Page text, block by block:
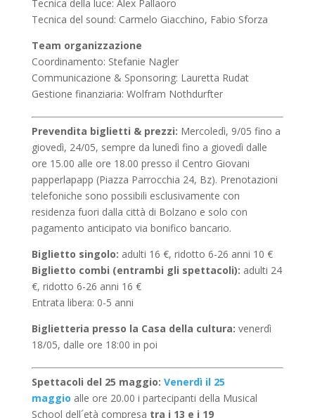
Tecnica della luce: Alex Pallaoro
Tecnica del sound: Carmelo Giacchino, Fabio Sforza
Team organizzazione
Coordinamento: Stefanie Nagler
Communicazione & Sponsoring: Lauretta Rudat
Gestione finanziaria: Wolfram Nothdurfter
Prevendita biglietti & prezzi: Mercoledì, 9/05 fino a
giovedì, 24/05, sempre da lunedì fino a giovedì dalle
ore 15.00 alle ore 18.00 presso il Centro Giovani
papperlapapp (Piazza Parrocchia 24, Bz). Prenotazioni
telefoniche sono possibili esclusivamente con
residenza fuori dalla città di Bolzano e solo con
pagamento anticipato via bonifico bancario.
Biglietto singolo: adulti 16 €, ridotto 6-26 anni 10 €
Biglietto combi (entrambi gli spettacoli): adulti 24
€, ridotto 6-26 anni 16 €
Entrata libera: 0-5 anni
Biglietteria presso la Casa della cultura: venerdì
18/05, dalle ore 18:00 in poi
Spettacoli del 25 maggio: Venerdì il 25
maggio alle ore 20.00 i partecipanti della Musical
School dell´età compresa tra i 13 e i 19